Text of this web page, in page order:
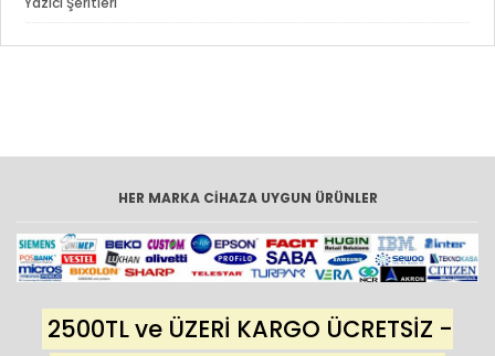
HER MARKA CİHAZA UYGUN ÜRÜNLER
2500TL ve ÜZERİ KARGO ÜCRETSİZ -